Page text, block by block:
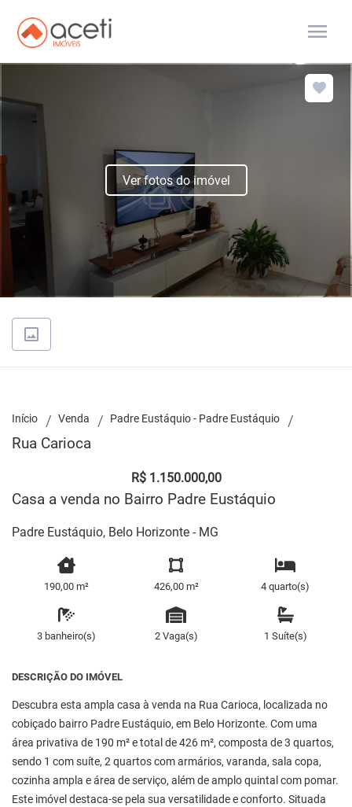
menu
Ver fotos do imóvel
Início Venda Padre Eustáquio - Padre Eustáquio
Rua Carioca
R$ 1.150.000,00
Casa a venda no Bairro Padre Eustáquio
Padre Eustáquio, Belo Horizonte - MG
190,00 m² 426,00 m² 4 quarto(s)
3 banheiro(s) 2 Vaga(s) 1 Suíte(s)
DESCRIÇÃO DO IMÓVEL
Descubra esta ampla casa à venda na Rua Carioca, localizada no
cobiçado bairro Padre Eustáquio, em Belo Horizonte. Com uma
área privativa de 190 m² e total de 426 m², composta de 3 quartos,
sendo 1 com suíte, 2 quartos com armários, varanda, sala copa,
cozinha ampla e área de serviço, além de amplo quintal com pomar.
Este imóvel destaca-se pela sua versatilidade e conforto. Situada